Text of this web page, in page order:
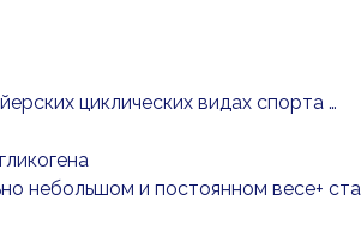
циклических видах спорта …
небольшом и постоянном весе+